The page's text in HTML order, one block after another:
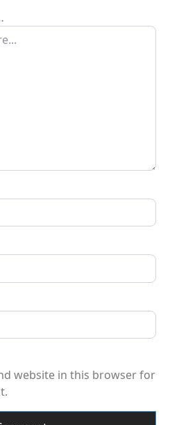
website in this browser for